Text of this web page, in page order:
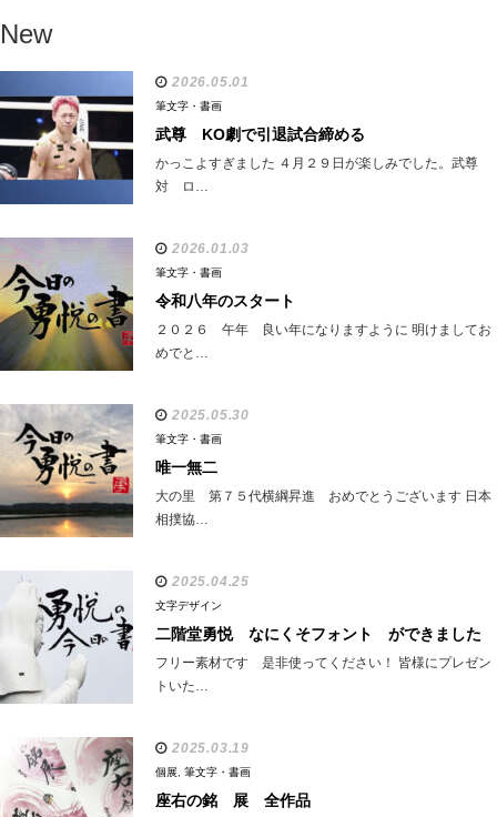
New
2026.05.01
筆文字・書画
武尊 KO劇で引退試合締める
かっこよすぎました ４月２９日が楽しみでした。武尊
対 ロ…
2026.01.03
筆文字・書画
令和八年のスタート
２０２６ 午年 良い年になりますように 明けましてお
めでと…
2025.05.30
筆文字・書画
唯一無二
大の里 第７５代横綱昇進 おめでとうございます 日本
相撲協…
2025.04.25
文字デザイン
二階堂勇悦 なにくそフォント ができました
フリー素材です 是非使ってください！ 皆様にプレゼン
トいた…
2025.03.19
個展 筆文字・書画
座右の銘 展 全作品